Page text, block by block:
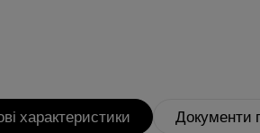
характеристики Документи